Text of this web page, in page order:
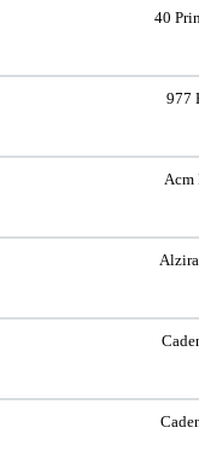
40
977
Acm